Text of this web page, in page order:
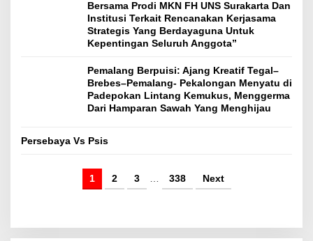
Bersama Prodi MKN FH UNS Surakarta Dan
Institusi Terkait Rencanakan Kerjasama
Strategis Yang Berdayaguna Untuk
Kepentingan Seluruh Anggota”
Pemalang Berpuisi: Ajang Kreatif Tegal–
Brebes–Pemalang- Pekalongan Menyatu di
Padepokan Lintang Kemukus, Menggerma
Dari Hamparan Sawah Yang Menghijau
Persebaya Vs Psis
1 2 3 338 Next